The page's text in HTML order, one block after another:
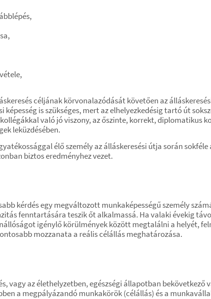
céljának körvonalazódását követően az
is szükséges, mert az elhelyezkedésig tartó út
való jó viszony, az őszinte, korrekt, diplomatikus
leküzdésében.
élő személy az álláskeresési útja során
biztos eredményhez vezet.
kérdés egy megváltozott munkaképességű személy
fenntartására teszik őt alkalmassá. Ha valaki évekig
igénylő körülmények között megtalálni a helyét,
mozzanata a reális célállás meghatározása.
vagy az élethelyzetben, egészségi állapotban
a megpályázandó munkakörök (célállás) és a